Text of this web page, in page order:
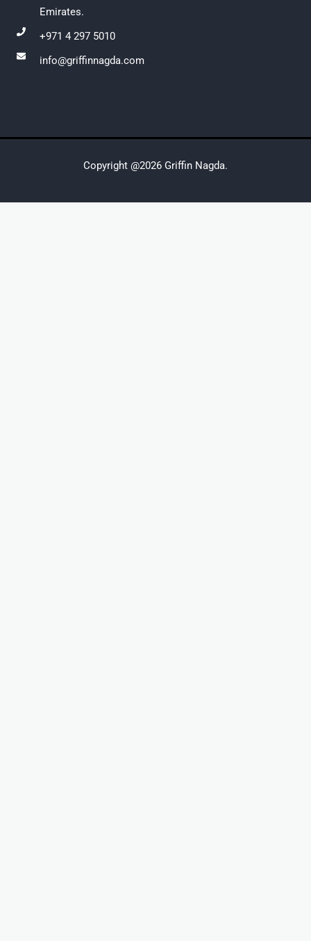
Emirates.
+971 4 297 5010
info@griffinnagda.com
Copyright @2026 Griffin Nagda.